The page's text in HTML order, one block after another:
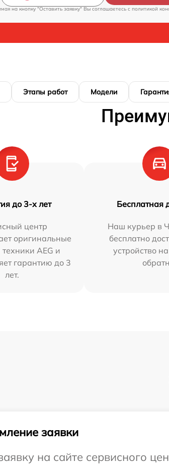
на кнопку "Оставить заявку" Вы соглашаетесь c политикой
Этапы работ Модели
до 3-х лет
центр
оригинальные
AEG и
гарантию до 3
лет.
Бесплатная
Наш курьер в
бесплатно
устройство
заявки
на сайте сервисного